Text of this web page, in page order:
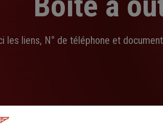
les liens, N° de téléphone et